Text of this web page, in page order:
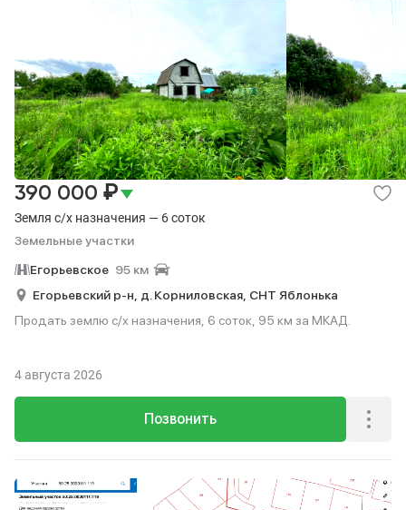
Земля с/х назначения — 6 соток
Земельные участки
390 000 ₽
Егорьевское 95 км
Егорьевский р-н, д. Корниловская, СНТ Яблонька
Продать землю с/х назначения, 6 соток, 95 км за МКАД.
Позвонить
4 августа 2026